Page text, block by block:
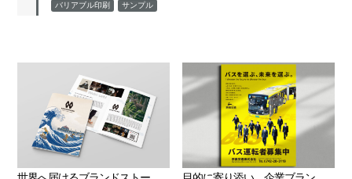
バリアブル印刷
サンプル